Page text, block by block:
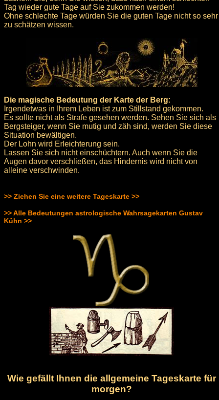
Tag wieder gute Tage auf Sie zukommen werden!
Ohne schlechte Tage würden Sie die guten Tage nicht so sehr
zu schätzen wissen.
Die magische Bedeutung der Karte der Berg:
Irgendetwas in Ihrem Leben ist zum Stillstand gekommen.
Es sollte nicht als Strafe gesehen werden. Sehen Sie sich als
Bergsteiger, wenn Sie mutig und zäh sind, werden Sie diese
Situation bewältigen.
Der Lohn wird Erleichterung sein.
Lassen Sie sich nicht einschüchtern. Auch wenn Sie die
Augen davor verschließen, das Hindernis wird nicht von
alleine verschwinden.
>> Ziehen Sie eine weitere Tageskarte >>
>> Alle Bedeutungen astrologische Wahrsagekarten Gustav
Kühn >>
Wie gefällt Ihnen die allgemeine Tageskarte für
morgen?